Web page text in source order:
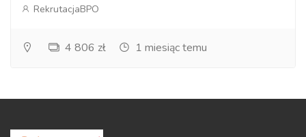
RekrutacjaBPO
4 806 zł 1 miesiąc temu